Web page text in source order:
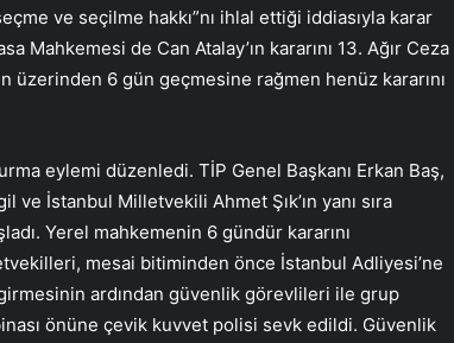
ve seçilme hakkı”nı ihlal ettiği iddiasıyla karar
Mahkemesi de Can Atalay’ın kararını 13. Ağır Ceza
üzerinden 6 gün geçmesine rağmen henüz kararını
eylemi düzenledi. TİP Genel Başkanı Erkan Baş,
İstanbul Milletvekili Ahmet Şık’ın yanı sıra
Yerel mahkemenin 6 gündür kararını
mesai bitiminden önce İstanbul Adliyesi’ne
ardından güvenlik görevlileri ile grup
önüne çevik kuvvet polisi sevk edildi. Güvenlik